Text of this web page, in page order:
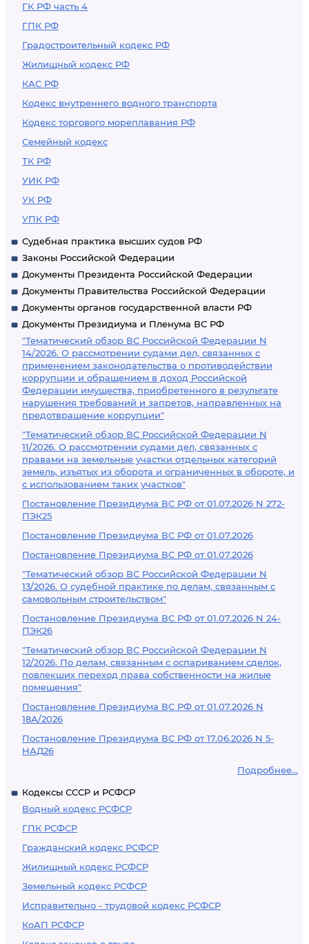
ГК РФ часть 4
ГПК РФ
Градостроительный кодекс РФ
Жилищный кодекс РФ
КАС РФ
Кодекс внутреннего водного транспорта
Кодекс торгового мореплавания РФ
Семейный кодекс
ТК РФ
УИК РФ
УК РФ
УПК РФ
Судебная практика высших судов РФ
Законы Российской Федерации
Документы Президента Российской Федерации
Документы Правительства Российской Федерации
Документы органов государственной власти РФ
Документы Президиума и Пленума ВС РФ
"Тематический обзор ВС Российской Федерации N
14/2026. О рассмотрении судами дел, связанных с
применением законодательства о противодействии
коррупции и обращением в доход Российской
Федерации имущества, приобретенного в результате
нарушения требований и запретов, направленных на
предотвращение коррупции"
"Тематический обзор ВС Российской Федерации N
11/2026. О рассмотрении судами дел, связанных с
правами на земельные участки отдельных категорий
земель, изъятых из оборота и ограниченных в обороте, и
с использованием таких участков"
Постановление Президиума ВС РФ от 01.07.2026 N 272-
ПЭК25
Постановление Президиума ВС РФ от 01.07.2026
Постановление Президиума ВС РФ от 01.07.2026
"Тематический обзор ВС Российской Федерации N
13/2026. О судебной практике по делам, связанным с
самовольным строительством"
Постановление Президиума ВС РФ от 01.07.2026 N 24-
ПЭК26
"Тематический обзор ВС Российской Федерации N
12/2026. По делам, связанным с оспариванием сделок,
повлекших переход права собственности на жилые
помещения"
Постановление Президиума ВС РФ от 01.07.2026 N
18А/2026
Постановление Президиума ВС РФ от 17.06.2026 N 5-
НАД26
Подробнее...
Кодексы СССР и РСФСР
Водный кодекс РСФСР
ГПК РСФСР
Гражданский кодекс РСФСР
Жилищный кодекс РСФСР
Земельный кодекс РСФСР
Исправительно - трудовой кодекс РСФСР
КоАП РСФСР